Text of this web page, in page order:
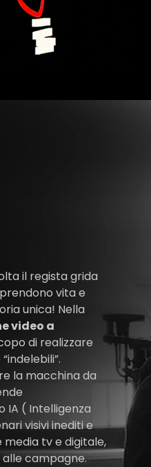
il regista grida
vita e
unica! Nella
video a
di realizzare
la macchina da
IA ( Intelligenza
visivi inediti e
media tv e digitale,
campagne.